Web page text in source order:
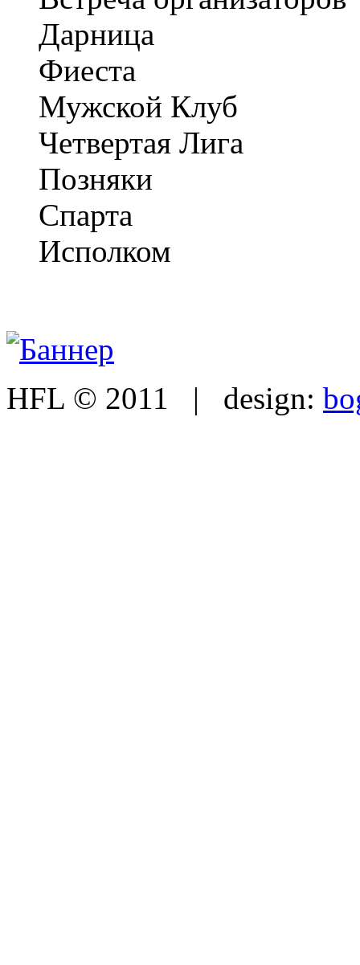
Дарница
Фиеста
Мужской Клуб
Четвертая Лига
Позняки
Спарта
Исполком
HFL © 2011 | design: